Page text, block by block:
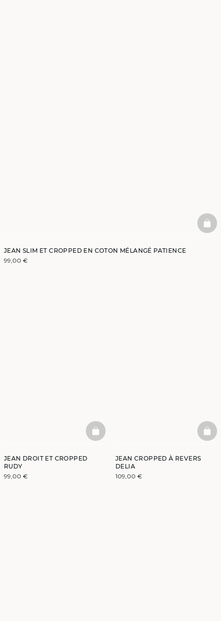
JEAN SLIM ET CROPPED EN COTON MÉLANGÉ PATIENCE
99,00 €
JEAN DROIT ET CROPPED
RUDY
99,00 €
BASKETFULL
JEAN CROPPED À REVERS
DELIA
109,00 €